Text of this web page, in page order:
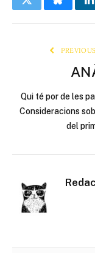
TwitterBluesky
Qui té por de les
Consideracions
del